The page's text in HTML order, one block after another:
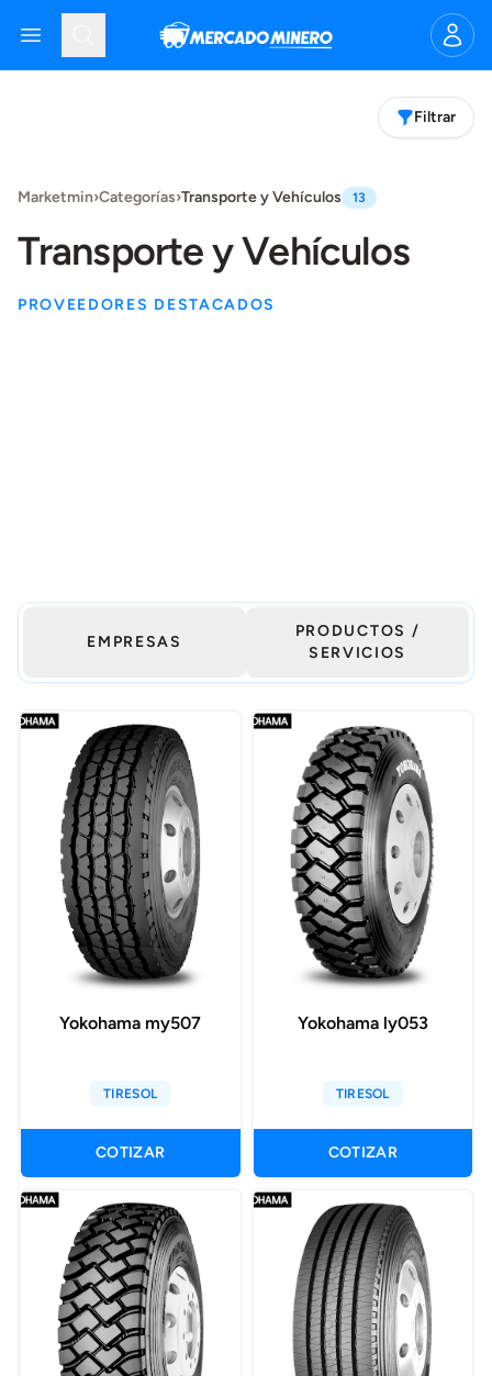
Open menu Mercado Minero
Filtrar
Marketmin›Categorías›Transporte y Vehículos 13
Transporte y Vehículos
PROVEEDORES DESTACADOS
EMPRESAS
PRODUCTOS /
SERVICIOS
Yokohama my507
TIRESOL
COTIZAR
Yokohama ly053
TIRESOL
COTIZAR